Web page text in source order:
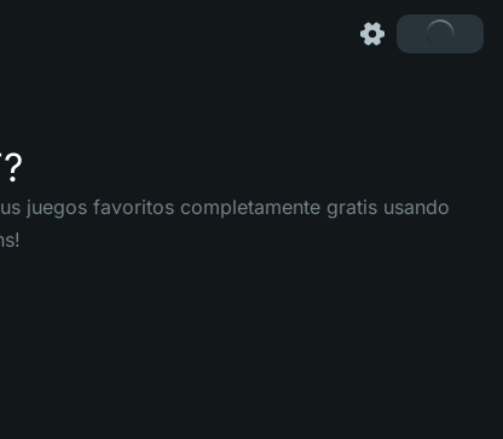
juegos favoritos completamente gratis usando